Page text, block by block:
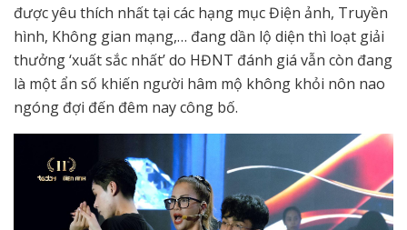
được yêu thích nhất tại các hạng mục Điện ảnh, Truyền
hình, Không gian mạng,… đang dần lộ diện thì loạt giải
thưởng ‘xuất sắc nhất’ do HĐNT đánh giá vẫn còn đang
là một ẩn số khiến người hâm mộ không khỏi nôn nao
ngóng đợi đến đêm nay công bố.